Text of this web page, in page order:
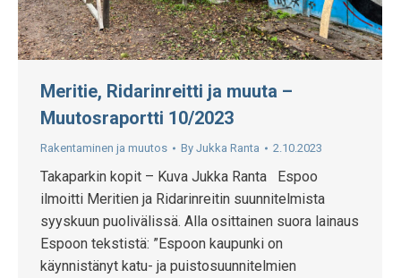
Meritie, Ridarinreitti ja muuta –
Muutosraportti 10/2023
Rakentaminen ja muutos By Jukka Ranta 2.10.2023
Takaparkin kopit – Kuva Jukka Ranta Espoo
ilmoitti Meritien ja Ridarinreitin suunnitelmista
syyskuun puolivälissä. Alla osittainen suora lainaus
Espoon tekstistä: ”Espoon kaupunki on
käynnistänyt katu- ja puistosuunnitelmien